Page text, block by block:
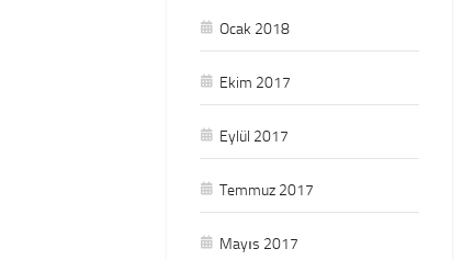
Ocak 2018
Ekim 2017
Eylül 2017
Temmuz 2017
Mayıs 2017